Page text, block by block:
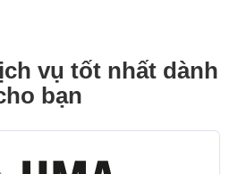
vụ tốt nhất dành
bạn